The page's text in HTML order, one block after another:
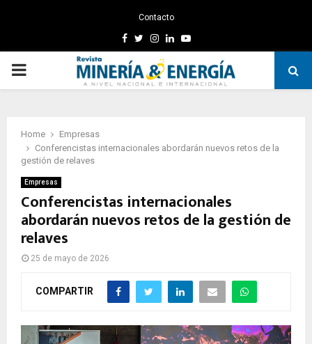
Contacto
Facebook
TwitterInstagram
LinkedinYoutube
PRIMARY
Home
Empresas
Conferencistas internacionales abordarán nuevos retos de la
gestión de relaves
Empresas
Conferencistas internacionales
abordarán nuevos retos de la gestión de
relaves
25 de mayo de 2026
COMPARTIR